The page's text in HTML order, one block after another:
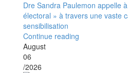
Dre Sandra Paulemon appelle
électoral » à travers une vaste
sensibilisation
Continue reading
August
06
/2026